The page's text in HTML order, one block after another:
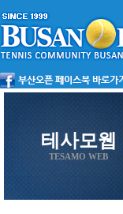
테사모웹
TESAMO WEB